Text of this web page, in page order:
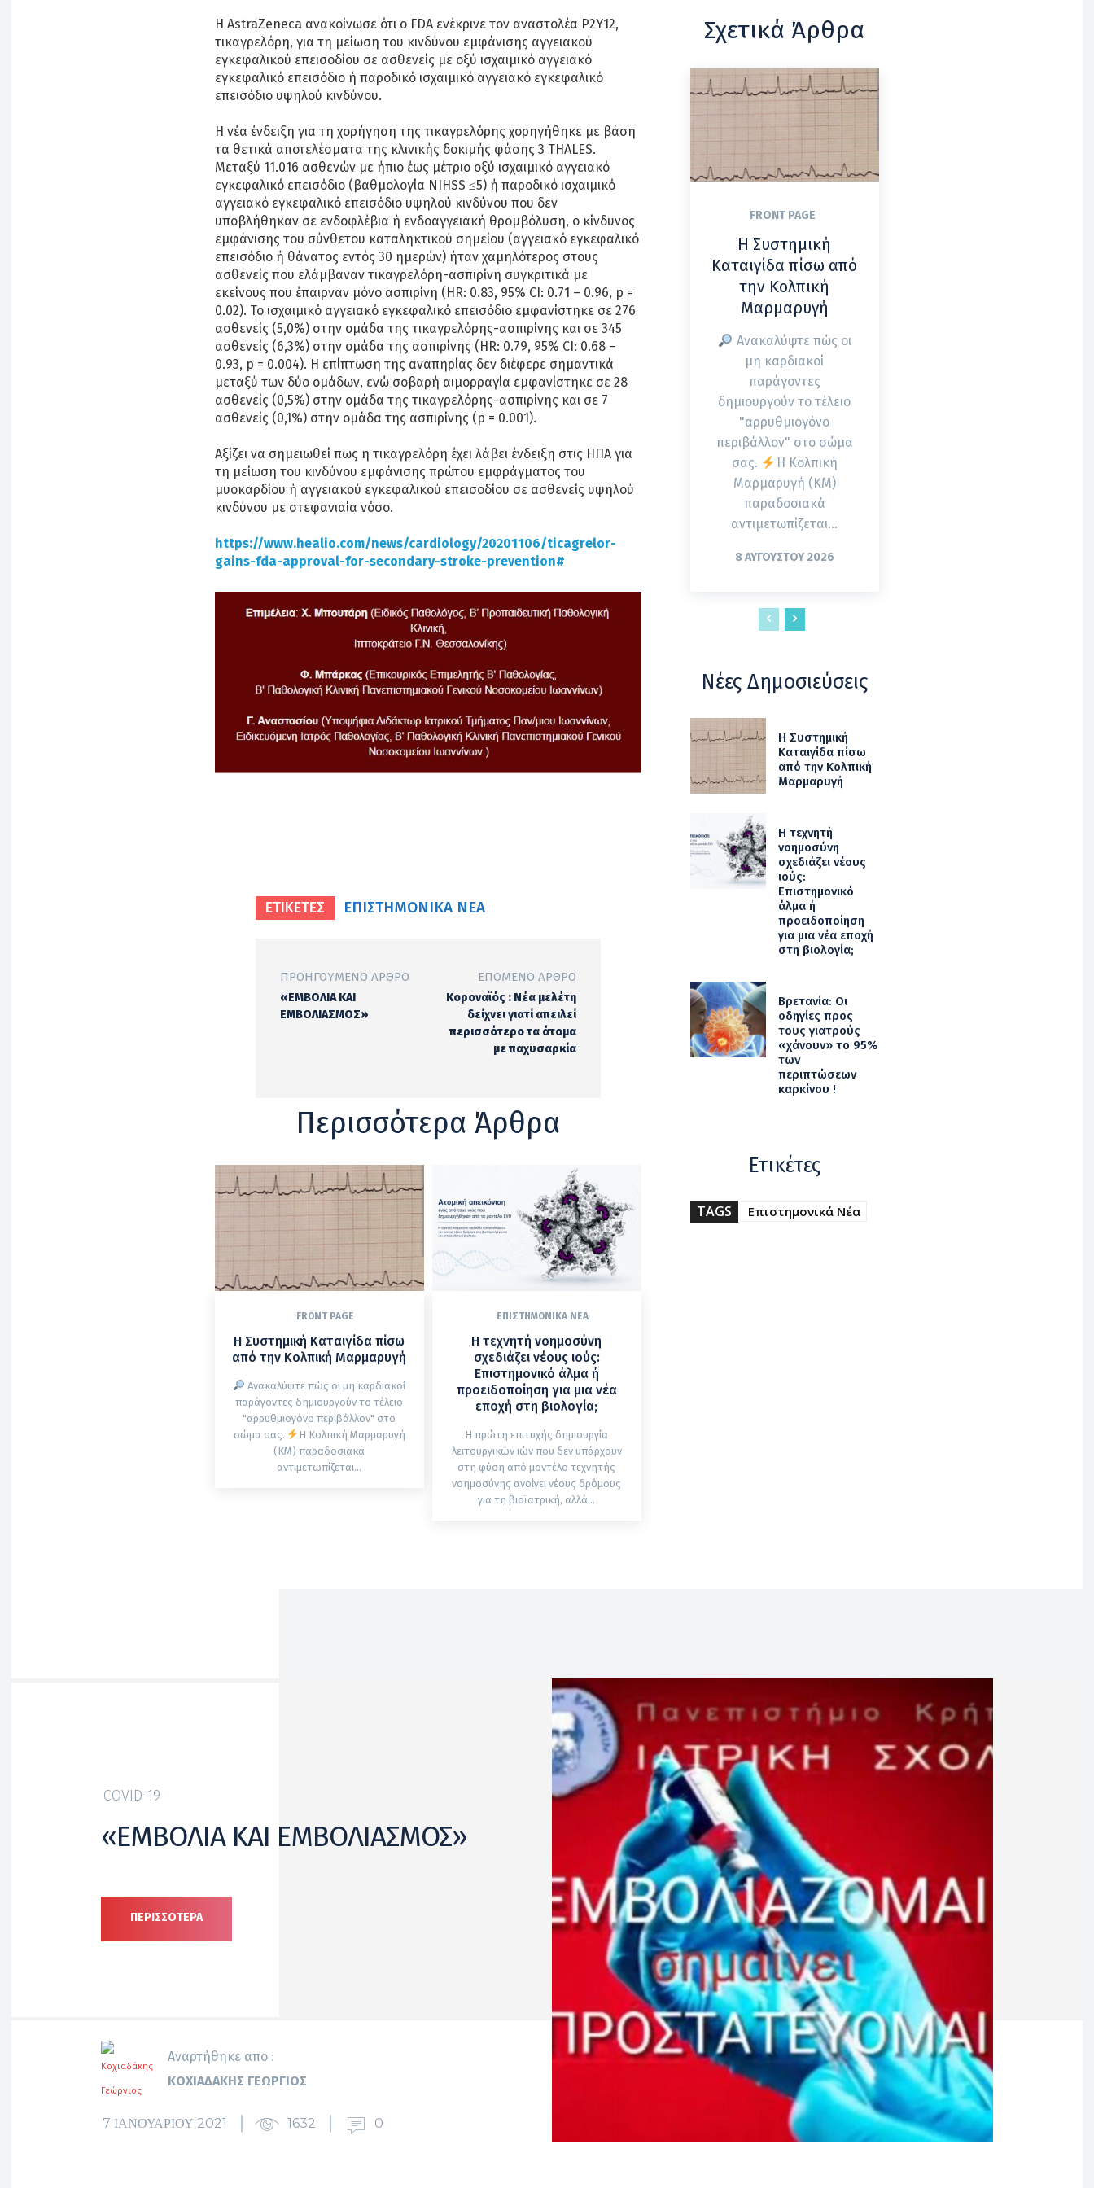
Η AstraZeneca ανακοίνωσε ότι ο FDA ενέκρινε τον αναστολέα P2Y12,
τικαγρελόρη, για τη μείωση του κινδύνου εμφάνισης αγγειακού
εγκεφαλικού επεισοδίου σε ασθενείς με οξύ ισχαιμικό αγγειακό
εγκεφαλικό επεισόδιο ή παροδικό ισχαιμικό αγγειακό εγκεφαλικό
επεισόδιο υψηλού κινδύνου.
Η νέα ένδειξη για τη χορήγηση της τικαγρελόρης χορηγήθηκε με βάση
τα θετικά αποτελέσματα της κλινικής δοκιμής φάσης 3 THALES.
Μεταξύ 11.016 ασθενών με ήπιο έως μέτριο οξύ ισχαιμικό αγγειακό
εγκεφαλικό επεισόδιο (βαθμολογία NIHSS ≤5) ή παροδικό ισχαιμικό
αγγειακό εγκεφαλικό επεισόδιο υψηλού κινδύνου που δεν
υποβλήθηκαν σε ενδοφλέβια ή ενδοαγγειακή θρομβόλυση, ο κίνδυνος
εμφάνισης του σύνθετου καταληκτικού σημείου (αγγειακό εγκεφαλικό
επεισόδιο ή θάνατος εντός 30 ημερών) ήταν χαμηλότερος στους
ασθενείς που ελάμβαναν τικαγρελόρη-ασπιρίνη συγκριτικά με
εκείνους που έπαιρναν μόνο ασπιρίνη (HR: 0.83, 95% CI: 0.71 – 0.96, p =
0.02). Το ισχαιμικό αγγειακό εγκεφαλικό επεισόδιο εμφανίστηκε σε 276
ασθενείς (5,0%) στην ομάδα της τικαγρελόρης-ασπιρίνης και σε 345
ασθενείς (6,3%) στην ομάδα της ασπιρίνης (HR: 0.79, 95% CI: 0.68 –
0.93, p = 0.004). Η επίπτωση της αναπηρίας δεν διέφερε σημαντικά
μεταξύ των δύο ομάδων, ενώ σοβαρή αιμορραγία εμφανίστηκε σε 28
ασθενείς (0,5%) στην ομάδα της τικαγρελόρης-ασπιρίνης και σε 7
ασθενείς (0,1%) στην ομάδα της ασπιρίνης (p = 0.001).
Αξίζει να σημειωθεί πως η τικαγρελόρη έχει λάβει ένδειξη στις ΗΠΑ για
τη μείωση του κινδύνου εμφάνισης πρώτου εμφράγματος του
μυοκαρδίου ή αγγειακού εγκεφαλικού επεισοδίου σε ασθενείς υψηλού
κινδύνου με στεφανιαία νόσο.
https://www.healio.com/news/cardiology/20201106/ticagrelor-
gains-fda-approval-for-secondary-stroke-prevention#
ΕΤΙΚΕΤΕΣ ΕΠΙΣΤΗΜΟΝΙΚΆ ΝΈΑ
ΠΡΟΗΓΟΎΜΕΝΟ ΆΡΘΡΟ
«ΕΜΒΟΛΙΑ ΚΑΙ
ΕΜΒΟΛΙΑΣΜΟΣ»
ΕΠΌΜΕΝΟ ΆΡΘΡΟ
Κοροναϊός : Νέα μελέτη
δείχνει γιατί απειλεί
περισσότερο τα άτομα
με παχυσαρκία
Περισσότερα Άρθρα
FRONT PAGE
Η Συστημική Καταιγίδα πίσω
από την Κολπική Μαρμαρυγή
Ανακαλύψτε πώς οι μη καρδιακοί
παράγοντες δημιουργούν το τέλειο
"αρρυθμιογόνο περιβάλλον" στο
σώμα σας.
Η Κολπική Μαρμαρυγή
(ΚΜ) παραδοσιακά
αντιμετωπίζεται...
ΕΠΙΣΤΗΜΟΝΙΚΆ ΝΈΑ
Η τεχνητή νοημοσύνη
σχεδιάζει νέους ιούς:
Επιστημονικό άλμα ή
προειδοποίηση για μια νέα
εποχή στη βιολογία;
Η πρώτη επιτυχής δημιουργία
λειτουργικών ιών που δεν υπάρχουν
στη φύση από μοντέλο τεχνητής
νοημοσύνης ανοίγει νέους δρόμους
για τη βιοϊατρική, αλλά...
Σχετικά Άρθρα
FRONT PAGE
Η Συστημική
Καταιγίδα πίσω από
την Κολπική
Μαρμαρυγή
Ανακαλύψτε πώς οι
μη καρδιακοί
παράγοντες
δημιουργούν το τέλειο
"αρρυθμιογόνο
περιβάλλον" στο σώμα
σας.
Η Κολπική
Μαρμαρυγή (ΚΜ)
παραδοσιακά
αντιμετωπίζεται...
8 ΑΥΓΟΎΣΤΟΥ 2026
Νέες Δημοσιεύσεις
Η Συστημική
Καταιγίδα πίσω
από την Κολπική
Μαρμαρυγή
Η τεχνητή
νοημοσύνη
σχεδιάζει νέους
ιούς:
Επιστημονικό
άλμα ή
προειδοποίηση
για μια νέα εποχή
στη βιολογία;
Βρετανία: Οι
οδηγίες προς
τους γιατρούς
«χάνουν» το 95%
των
περιπτώσεων
καρκίνου !
Ετικέτες
TAGS Επιστημονικά Νέα